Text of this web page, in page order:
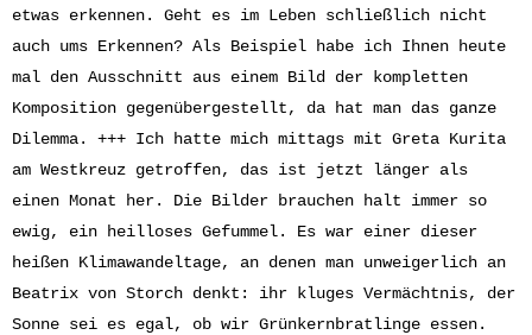
etwas erkennen. Geht es im Leben schließlich nicht
auch ums Erkennen? Als Beispiel habe ich Ihnen heute
mal den Ausschnitt aus einem Bild der kompletten
Komposition gegenübergestellt, da hat man das ganze
Dilemma. +++ Ich hatte mich mittags mit Greta Kurita
am Westkreuz getroffen, das ist jetzt länger als
einen Monat her. Die Bilder brauchen halt immer so
ewig, ein heilloses Gefummel. Es war einer dieser
heißen Klimawandeltage, an denen man unweigerlich an
Beatrix von Storch denkt: ihr kluges Vermächtnis, der
Sonne sei es egal, ob wir Grünkernbratlinge essen.